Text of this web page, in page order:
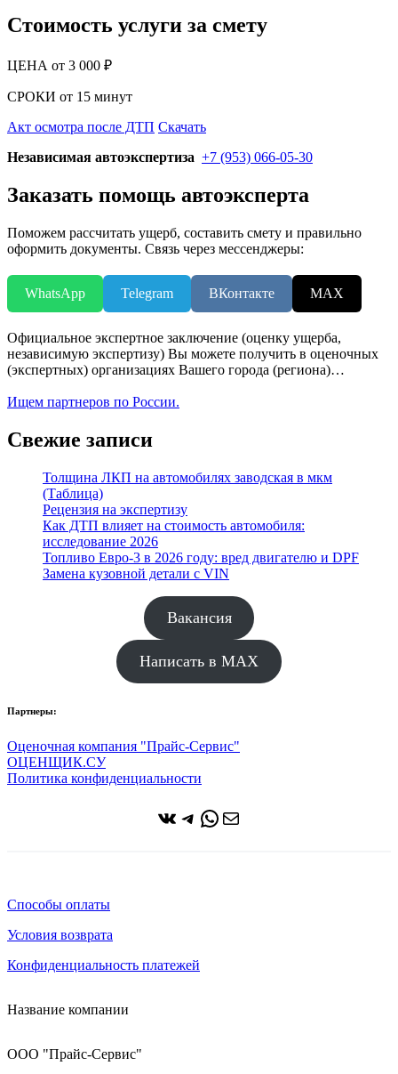
Стоимость услуги за смету
ЦЕНА от 3 000 ₽
СРОКИ от 15 минут
Акт осмотра после ДТП Скачать
Независимая автоэкспертиза +7 (953) 066-05-30
Заказать помощь автоэксперта
Поможем рассчитать ущерб, составить смету и правильно
оформить документы. Связь через мессенджеры:
WhatsApp Telegram ВКонтакте MAX
Официальное экспертное заключение (оценку ущерба,
независимую экспертизу) Вы можете получить в оценочных
(экспертных) организациях Вашего города (региона)…
Ищем партнеров по России.
Свежие записи
Толщина ЛКП на автомобилях заводская в мкм
(Таблица)
Рецензия на экспертизу
Как ДТП влияет на стоимость автомобиля:
исследование 2026
Топливо Евро-3 в 2026 году: вред двигателю и DPF
Замена кузовной детали с VIN
Вакансия
Написать в MAX
Партнеры:
Оценочная компания "Прайс-Сервис"
ОЦЕНЩИК.СУ
Политика конфиденциальности
ВКонтакте
Telegram
WhatsApp
Почта
Способы оплаты
Условия возврата
Конфиденциальность платежей
Название компании
ООО "Прайс-Сервис"